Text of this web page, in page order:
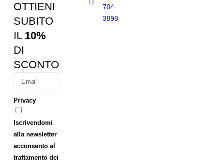
OTTIENI
SUBITO
IL 10%
DI
SCONTO
Privacy
Iscrivendomi
alla newsletter
acconsento al
trattamento dei
704
3898